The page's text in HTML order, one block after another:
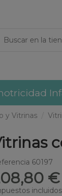
y Vitrinas
60197
€
incluidos